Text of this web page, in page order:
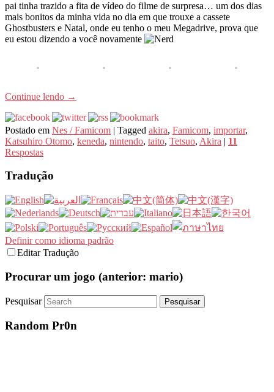
pai tinha trazido a fita de vídeo do filme de surpresa… um dos dias
mais bonitos da minha vida no dia em que trouxe a cassete
Ghostbusters e Natal, onde eu tenho o meu Megadrive, prova que
eu estou dizendo a você novamente
Continue lendo →
Postado em Nes / Famicom | Tagged akira, Famicom, importar,
Katsuhiro Otomo, keneda, nintendo, taito, Tetsuo, Akira | 11
Respostas
Tradução
Definir como idioma padrão
Editar Tradução
Procurar um jogo (anterior: mario)
Pesquisar
Random Pr0n